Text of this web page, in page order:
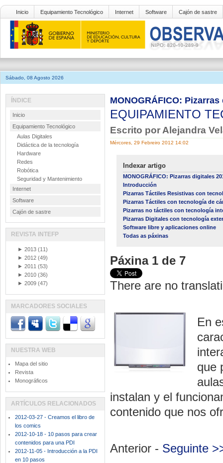
Inicio Equipamiento Tecnológico Internet Software Cajón de sastre
Sábado, 08 Agosto 2026
MONOGRÁFICO:
EQUIPAMIENTO
Escrito por Alejandra
Mércores, 29 Febreiro 2012 14:02
Indexar artigo
MONOGRÁFICO: Pizarras digitales
Introducción
Pizarras Táctiles Resistivas con
Pizarras Táctiles con tecnología de
Pizarras no táctiles con tecnología
Pizarras Digitales con tecnología
Software libre y aplicaciones online
Todas as páxinas
Páxina 1 de 7
There are no
En
que
instalan y el
contenido que nos
Anterior - Seguinte
ÍNDICE
Inicio
Equipamiento Tecnológico
Aulas Digitales
Didáctica de la tecnología
Hardware
Redes
Robótica
Seguridad y Mantenimiento
Internet
Software
Cajón de sastre
REVISTA INTEFP
► 2013 (11)
► 2012 (49)
► 2011 (53)
► 2010 (36)
► 2009 (47)
MARCADORES SOCIALES
NUESTRA WEB
Mapa del sitio
Revista
Monográficos
ARTÍCULOS RELACIONADOS
2012-03-27 - Creamos el libro de
los comics
2012-10-18 - 10 pasos para crear
contenidos para una PDI
2012-11-05 - Introducción a la PDI
en 10 pasos